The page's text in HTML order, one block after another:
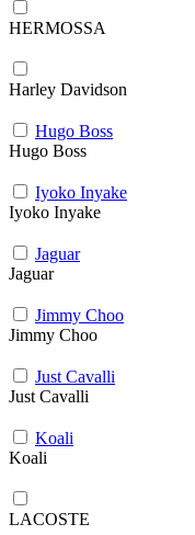
HERMOSSA
Harley Davidson
Hugo Boss
Hugo Boss
Iyoko Inyake
Iyoko Inyake
Jaguar
Jaguar
Jimmy Choo
Jimmy Choo
Just Cavalli
Just Cavalli
Koali
Koali
LACOSTE